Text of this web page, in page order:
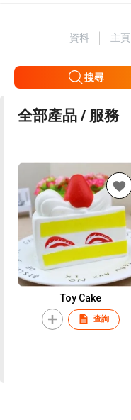
資料 主頁
搜尋
全部產品 / 服務
Toy Cake
查詢